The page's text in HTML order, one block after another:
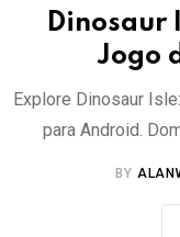
Dinosaur
Jogo
Explore Dinosaur
para Android.
BY